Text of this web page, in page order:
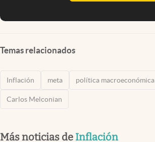
Temas relacionados
Inflación meta política macroeconómica
Carlos Melconian
Más noticias de Inflación